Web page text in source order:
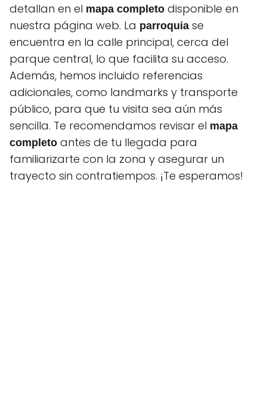
detallan en el mapa completo disponible en
nuestra página web. La parroquia se
encuentra en la calle principal, cerca del
parque central, lo que facilita su acceso.
Además, hemos incluido referencias
adicionales, como landmarks y transporte
público, para que tu visita sea aún más
sencilla. Te recomendamos revisar el mapa
completo antes de tu llegada para
familiarizarte con la zona y asegurar un
trayecto sin contratiempos. ¡Te esperamos!